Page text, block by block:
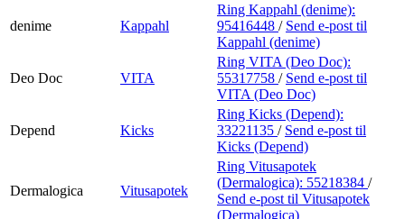
denime Kappahl
Ring Kappahl (denime):
95416448 / Send e-post til
Kappahl (denime)
Deo Doc VITA
Ring VITA (Deo Doc):
55317758 / Send e-post til
VITA (Deo Doc)
Depend Kicks
Ring Kicks (Depend):
33221135 / Send e-post til
Kicks (Depend)
Dermalogica Vitusapotek
Ring Vitusapotek
(Dermalogica): 55218384 /
Send e-post til Vitusapotek
(Dermalogica)